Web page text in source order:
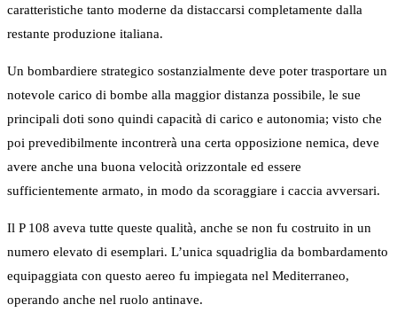
caratteristiche tanto moderne da distaccarsi completamente dalla
restante produzione italiana.
Un bombardiere strategico sostanzialmente deve poter trasportare un
notevole carico di bombe alla maggior distanza possibile, le sue
principali doti sono quindi capacità di carico e autonomia; visto che
poi prevedibilmente incontrerà una certa opposizione nemica, deve
avere anche una buona velocità orizzontale ed essere
sufficientemente armato, in modo da scoraggiare i caccia avversari.
Il P 108 aveva tutte queste qualità, anche se non fu costruito in un
numero elevato di esemplari. L’unica squadriglia da bombardamento
equipaggiata con questo aereo fu impiegata nel Mediterraneo,
operando anche nel ruolo antinave.